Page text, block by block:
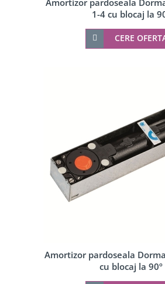
Amortizor pardoseala Dorma
1-4 cu blocaj la
CERE
Amortizor pardoseala Dorma
cu blocaj la 90º